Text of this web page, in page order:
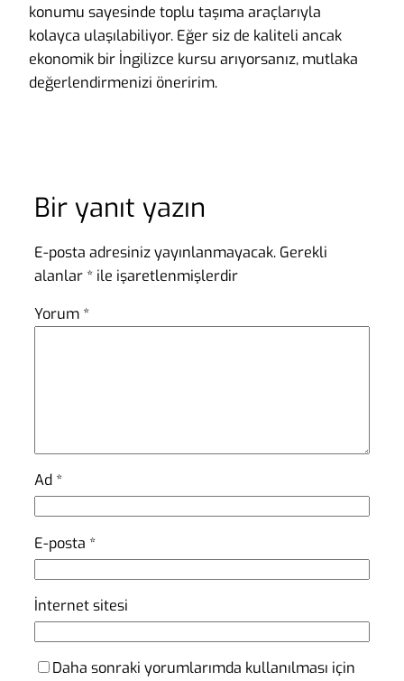
konumu sayesinde toplu taşıma araçlarıyla
kolayca ulaşılabiliyor. Eğer siz de kaliteli ancak
ekonomik bir İngilizce kursu arıyorsanız, mutlaka
değerlendirmenizi öneririm.
Bir yanıt yazın
E-posta adresiniz yayınlanmayacak. Gerekli
alanlar * ile işaretlenmişlerdir
Yorum *
Ad *
E-posta *
İnternet sitesi
Daha sonraki yorumlarımda kullanılması için